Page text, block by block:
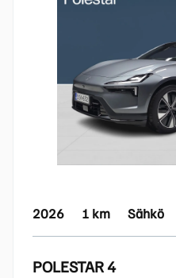
2026 1 km Sähkö
POLESTAR 4